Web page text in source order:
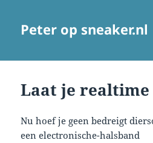
Peter op sneaker.nl
Laat je realtime
Nu hoef je geen bedreigt
een electronische-halsband